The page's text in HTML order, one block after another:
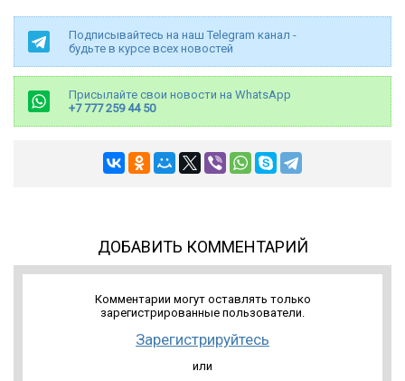
Подписывайтесь на наш Telegram канал -
будьте в курсе всех новостей
Присылайте свои новости на WhatsApp
+7 777 259 44 50
ДОБАВИТЬ КОММЕНТАРИЙ
Комментарии могут оставлять только
зарегистрированные пользователи.
Зарегистрируйтесь
или